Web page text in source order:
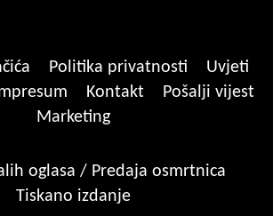
Politika privatnosti
Uvjeti
Kontakt
Pošalji vijest
Marketing
oglasa / Predaja osmrtnica
Tiskano izdanje